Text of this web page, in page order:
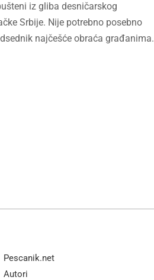
iz gliba desničarskog
Srbije. Nije potrebno posebno
najčešće obraća građanima.
Pescanik.net
Autori